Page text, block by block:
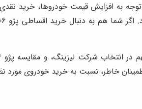
اقساطی پژو 206 هستید، این راهنمای جامع از
خاطر، نسبت به خرید خودروی مورد